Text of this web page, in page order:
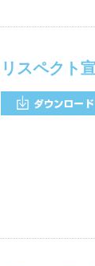
リスペクト